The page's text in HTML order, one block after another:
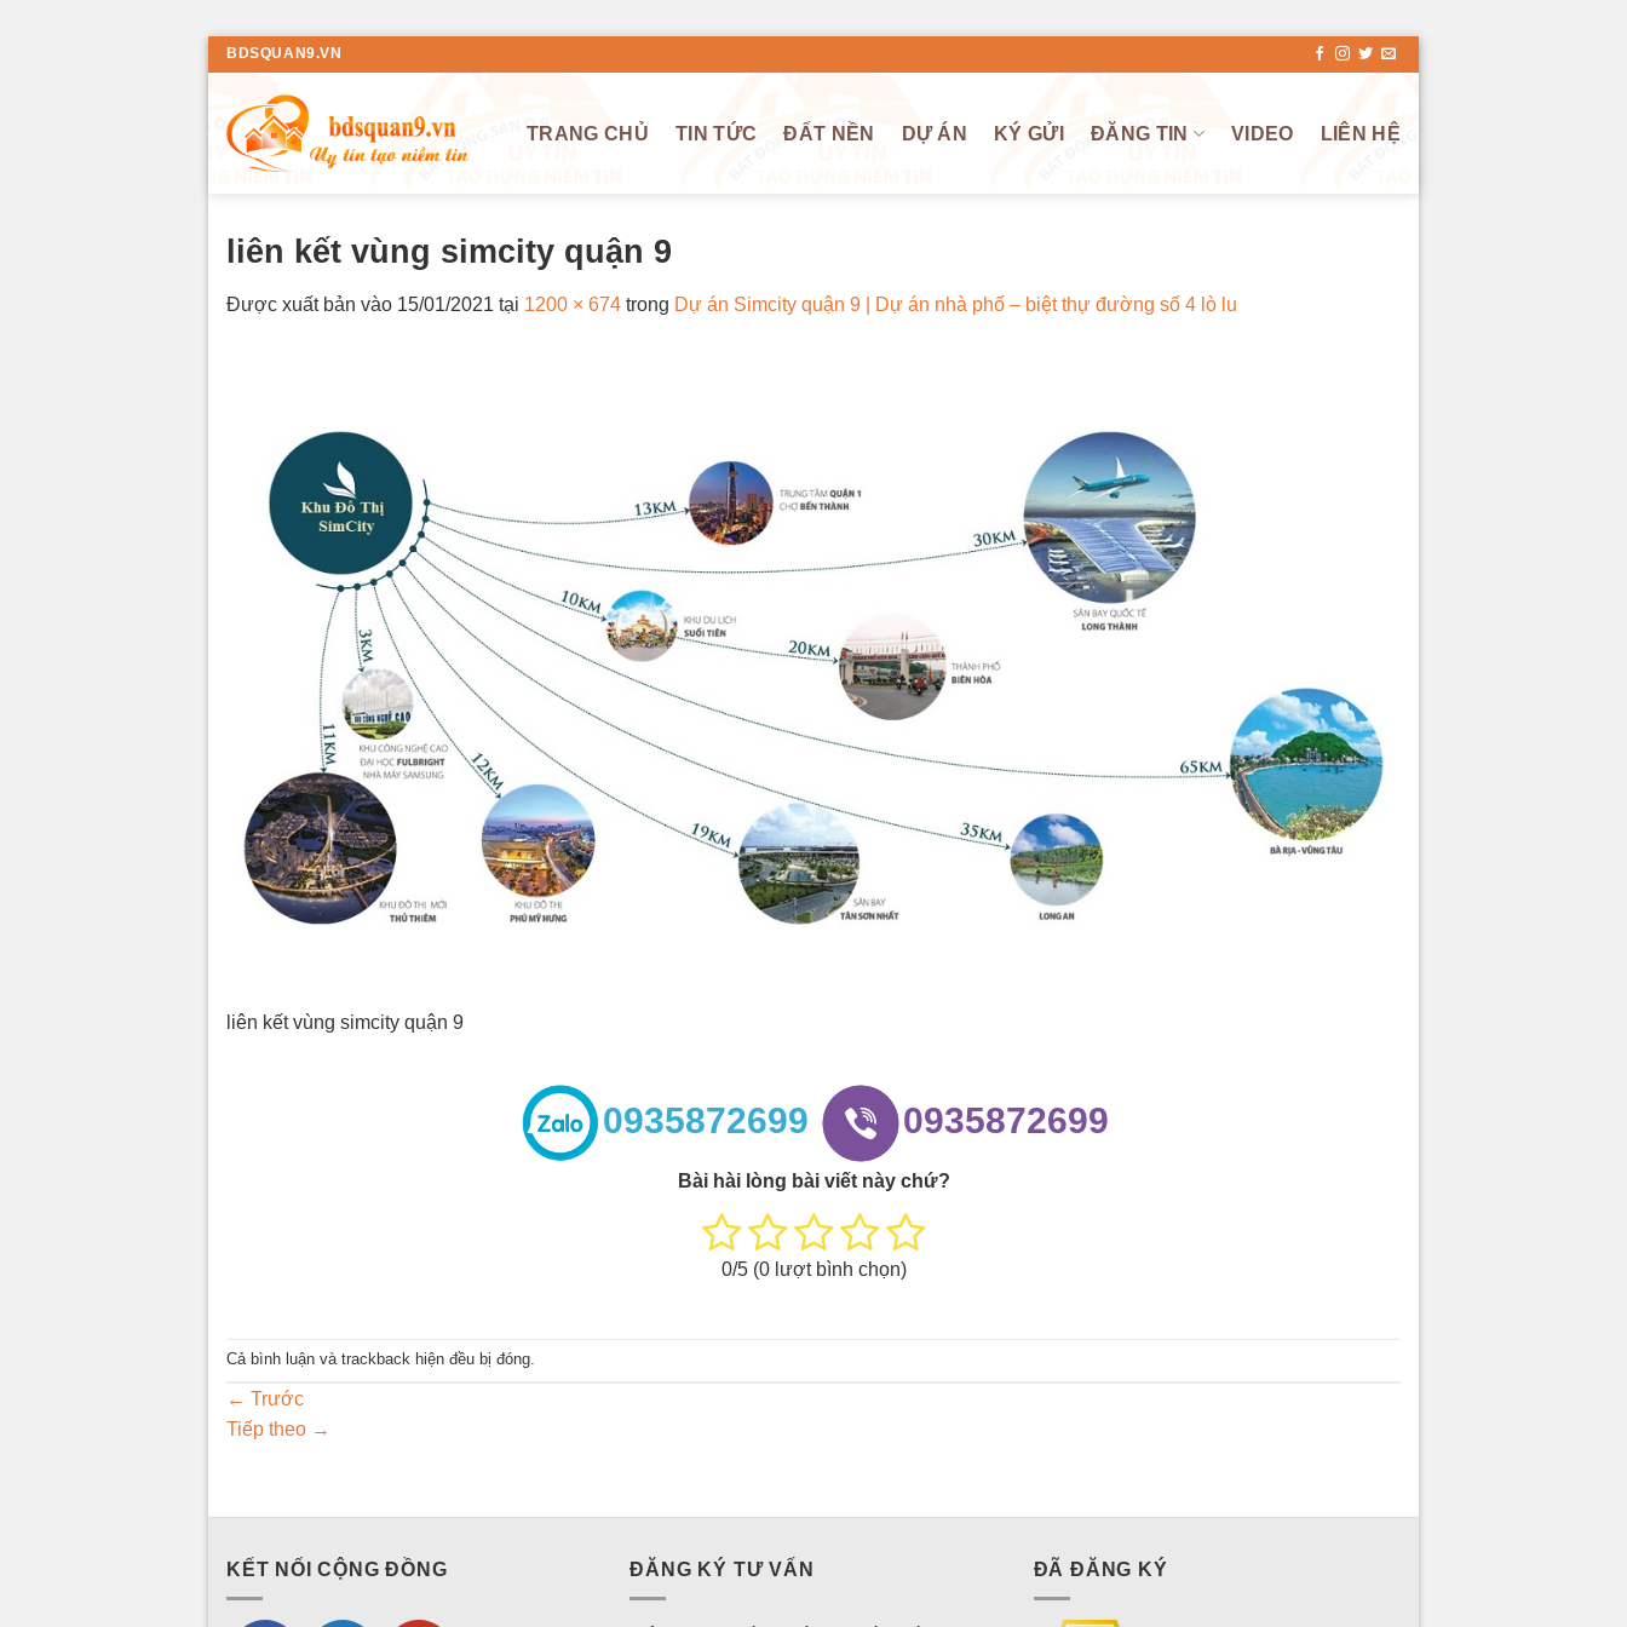
Bỏ
dung
BDSQUAN9.VN
TRANG CHỦ TIN TỨC ĐẤT NỀN DỰ ÁN KÝ GỬI ĐĂNG TIN VIDEO LIÊN HỆ
liên kết vùng simcity quận 9
Được xuất bản vào 15/01/2021 tại 1200 × 674 trong Dự án Simcity quận 9 | Dự án nhà phố – biệt thự đường số 4 lò lu
liên kết vùng simcity quận 9
0935872699 0935872699
Bài hài lòng bài viết này chứ?
0/5 (0lượt bình chọn)
Cả bình luận và trackback hiện đều bị đóng.
← Trước
Tiếp theo →
KẾT NỐI CỘNG ĐỒNG ĐĂNG KÝ TƯ VẤN ĐÃ ĐĂNG KÝ